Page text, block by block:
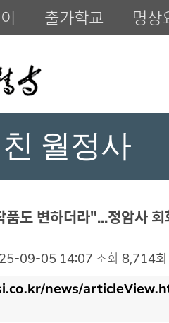
출가학교 명상
월정사
품도 변하더라"...정암사
25-09-05 14:07 조회 8,714회
news/